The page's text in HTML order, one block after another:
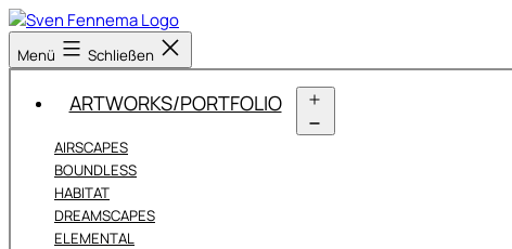
Zum
Inhalt
springen
Sven
Fennema
Menü Schließen
ARTWORKS/PORTFOLIO
AIRSCAPES
BOUNDLESS
HABITAT
DREAMSCAPES
ELEMENTAL